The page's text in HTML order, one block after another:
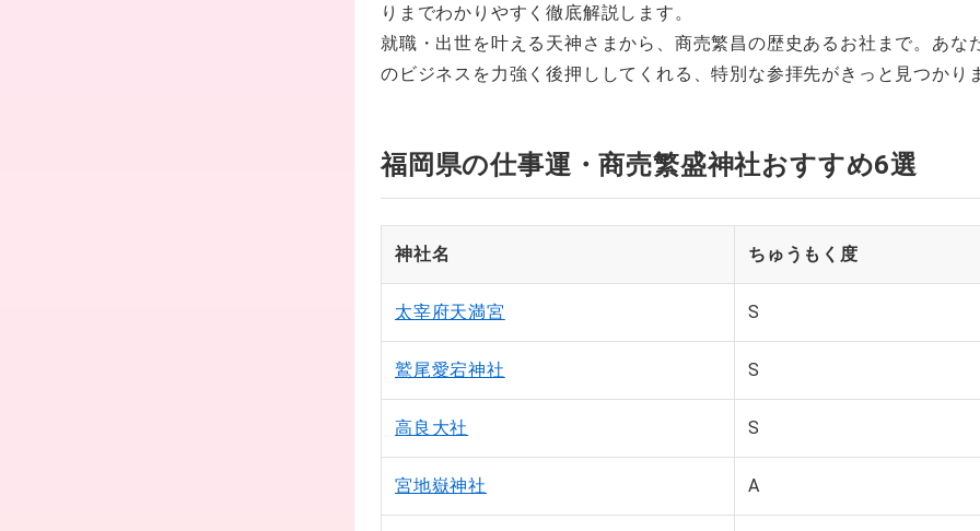
りまでわかりやすく徹底解説します。
就職・出世を叶える天神さまから、商売繁昌の歴史あるお社まで。あな
のビジネスを力強く後押ししてくれる、特別な参拝先がきっと見つかり
福岡県の仕事運・商売繁盛神社おすすめ6選
神社名 ちゅうもく度
太宰府天満宮 S
鷲尾愛宕神社 S
高良大社 S
宮地嶽神社 A